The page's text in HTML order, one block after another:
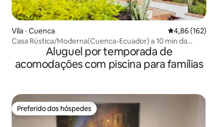
Vila ⋅ Cuenca 4,86 de uma
4,86 (162)
Casa Rústica/Moderna(Cuenca-Ecuador) a 10 min da
Aluguel por temporada de
acomodações com piscina para famílias
Preferido dos hóspedes
Preferido dos hóspedes